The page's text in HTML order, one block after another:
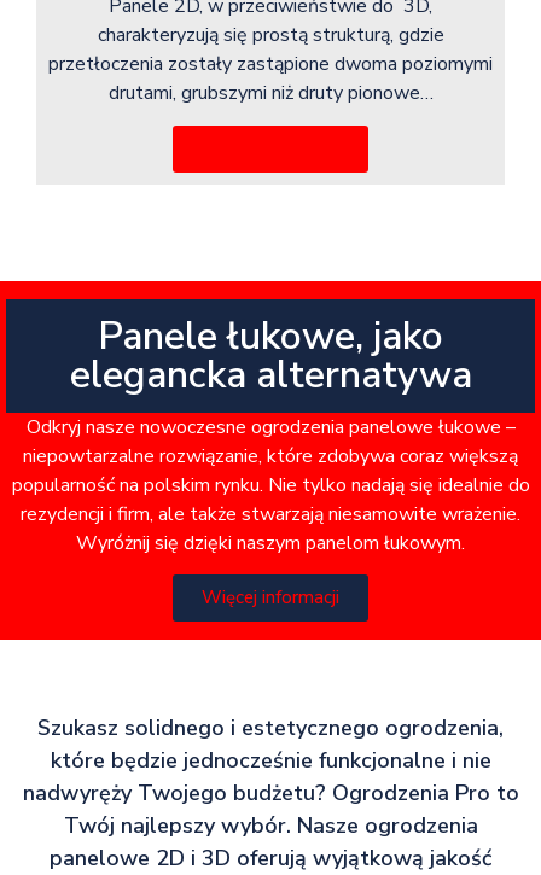
Panele 2D, w przeciwieństwie do 3D,
charakteryzują się prostą strukturą, gdzie
przetłoczenia zostały zastąpione dwoma poziomymi
drutami, grubszymi niż druty pionowe…
Panele łukowe, jako
elegancka alternatywa
Odkryj nasze nowoczesne ogrodzenia panelowe łukowe –
niepowtarzalne rozwiązanie, które zdobywa coraz większą
popularność na polskim rynku. Nie tylko nadają się idealnie do
rezydencji i firm, ale także stwarzają niesamowite wrażenie.
Wyróżnij się dzięki naszym panelom łukowym.
Więcej informacji
Szukasz solidnego i estetycznego ogrodzenia,
które będzie jednocześnie funkcjonalne i nie
nadwyręży Twojego budżetu? Ogrodzenia Pro to
Twój najlepszy wybór. Nasze ogrodzenia
panelowe 2D i 3D oferują wyjątkową jakość